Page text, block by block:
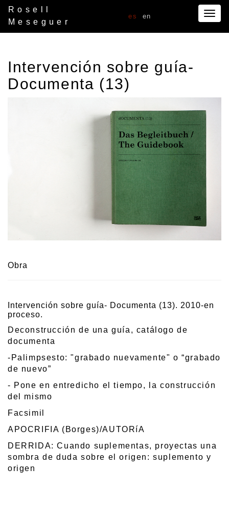
Rosell
Meseguer
es en
Intervención sobre guía-
Documenta (13)
Obra
Intervención sobre guía- Documenta (13). 2010-en
proceso.
Deconstrucción de una guía, catálogo de
documenta
-Palimpsesto: "grabado nuevamente" o “grabado
de nuevo”
- Pone en entredicho el tiempo, la construcción
del mismo
Facsimil
APOCRIFIA (Borges)/AUTORíA
DERRIDA: Cuando suplementas, proyectas una
sombra de duda sobre el origen: suplemento y
origen